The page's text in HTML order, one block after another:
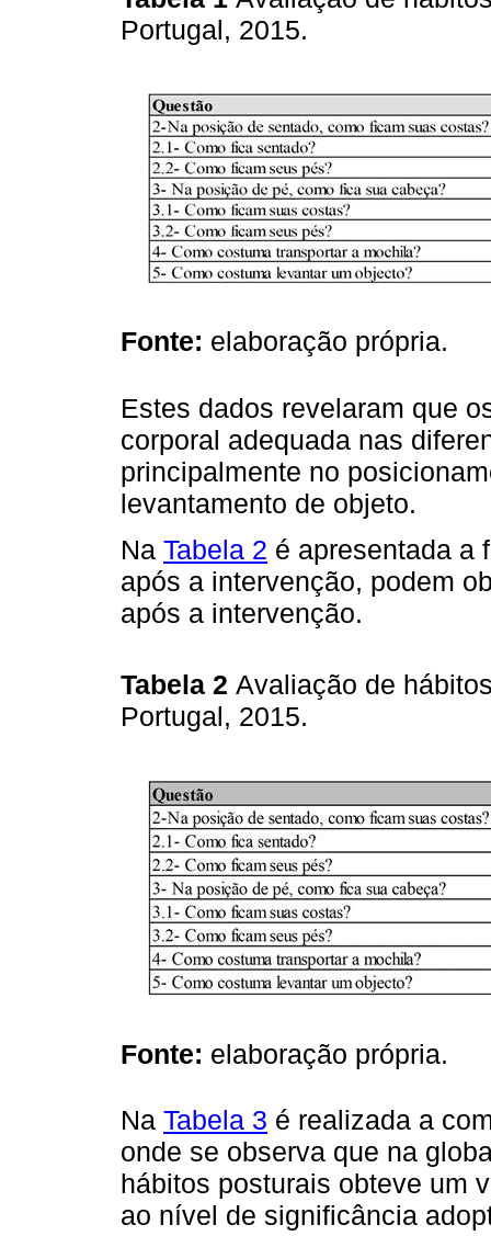
Portugal, 2015.
Fonte: elaboração própria.
Estes dados revelaram que
corporal adequada nas
principalmente no
levantamento de objeto.
Na Tabela 2 é apresentada a
após a intervenção, podem
após a intervenção.
Tabela 2 Avaliação de
Portugal, 2015.
Fonte: elaboração própria.
Na Tabela 3 é realizada a
onde se observa que na
hábitos posturais obteve um
ao nível de significância